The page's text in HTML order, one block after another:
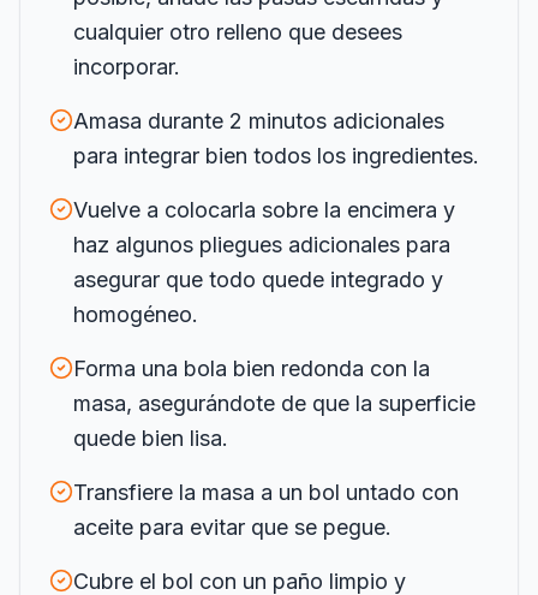
cualquier otro relleno que desees
incorporar.
Amasa durante 2 minutos adicionales
para integrar bien todos los ingredientes.
Vuelve a colocarla sobre la encimera y
haz algunos pliegues adicionales para
asegurar que todo quede integrado y
homogéneo.
Forma una bola bien redonda con la
masa, asegurándote de que la superficie
quede bien lisa.
Transfiere la masa a un bol untado con
aceite para evitar que se pegue.
Cubre el bol con un paño limpio y